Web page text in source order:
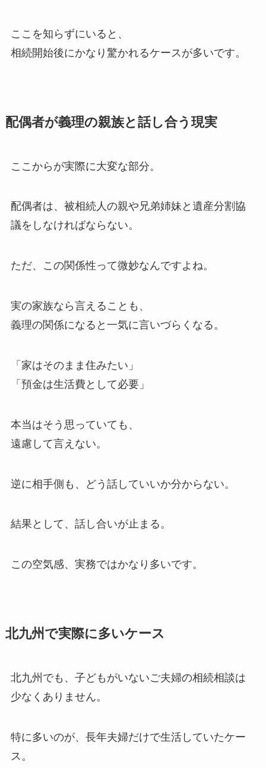
ここを知らずにいると、
相続開始後にかなり驚かれるケースが多いです。
配偶者が義理の親族と話し合う現実
ここからが実際に大変な部分。
配偶者は、被相続人の親や兄弟姉妹と遺産分割協
議をしなければならない。
ただ、この関係性って微妙なんですよね。
実の家族なら言えることも、
義理の関係になると一気に言いづらくなる。
「家はそのまま住みたい」
「預金は生活費として必要」
本当はそう思っていても、
遠慮して言えない。
逆に相手側も、どう話していいか分からない。
結果として、話し合いが止まる。
この空気感、実務ではかなり多いです。
北九州で実際に多いケース
北九州でも、子どもがいないご夫婦の相続相談は
少なくありません。
特に多いのが、長年夫婦だけで生活していたケー
ス。